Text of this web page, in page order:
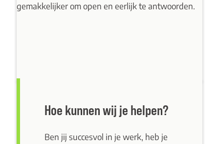
gemakkelijker om open en eerlijk te antwoorden.
Hoe kunnen wij je helpen?
Ben jij succesvol in je werk, heb je